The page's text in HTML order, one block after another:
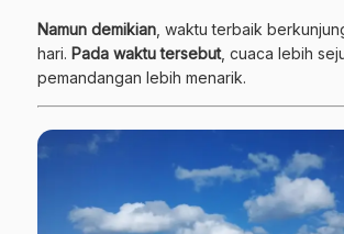
Namun demikian , waktu terbaik
hari. Pada waktu tersebut, cuaca lebih
pemandangan lebih menarik.